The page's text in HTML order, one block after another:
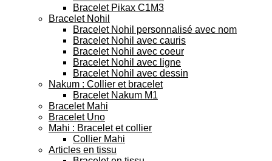
Bracelet Pikax C1M3
Bracelet Nohil
Bracelet Nohil personnalisé avec nom
Bracelet Nohil avec cauris
Bracelet Nohil avec coeur
Bracelet Nohil avec ligne
Bracelet Nohil avec dessin
Nakum : Collier et bracelet
Bracelet Nakum M1
Bracelet Mahi
Bracelet Uno
Mahi : Bracelet et collier
Collier Mahi
Articles en tissu